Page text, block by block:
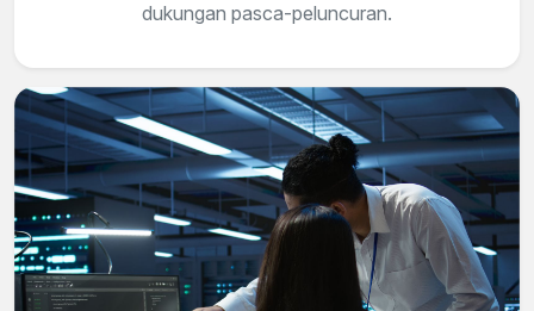
dukungan pasca-peluncuran.